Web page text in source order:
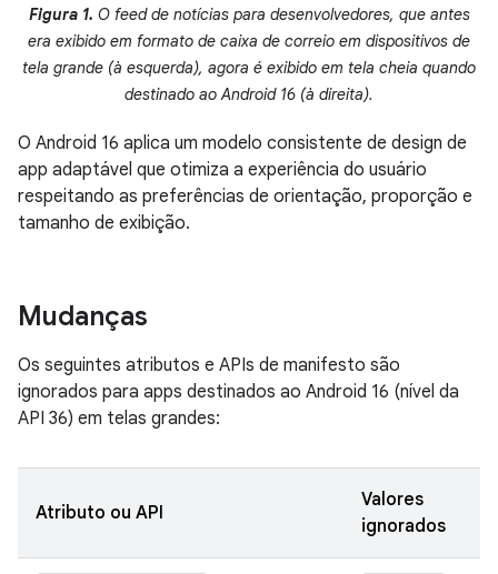
Figura 1. O feed de notícias para desenvolvedores, que antes
era exibido em formato de caixa de correio em dispositivos de
tela grande (à esquerda), agora é exibido em tela cheia quando
destinado ao Android 16 (à direita).
O Android 16 aplica um modelo consistente de design de
app adaptável que otimiza a experiência do usuário
respeitando as preferências de orientação, proporção e
tamanho de exibição.
Mudanças
Os seguintes atributos e APIs de manifesto são
ignorados para apps destinados ao Android 16 (nível da
API 36) em telas grandes:
Atributo ou API
Valores
ignorados